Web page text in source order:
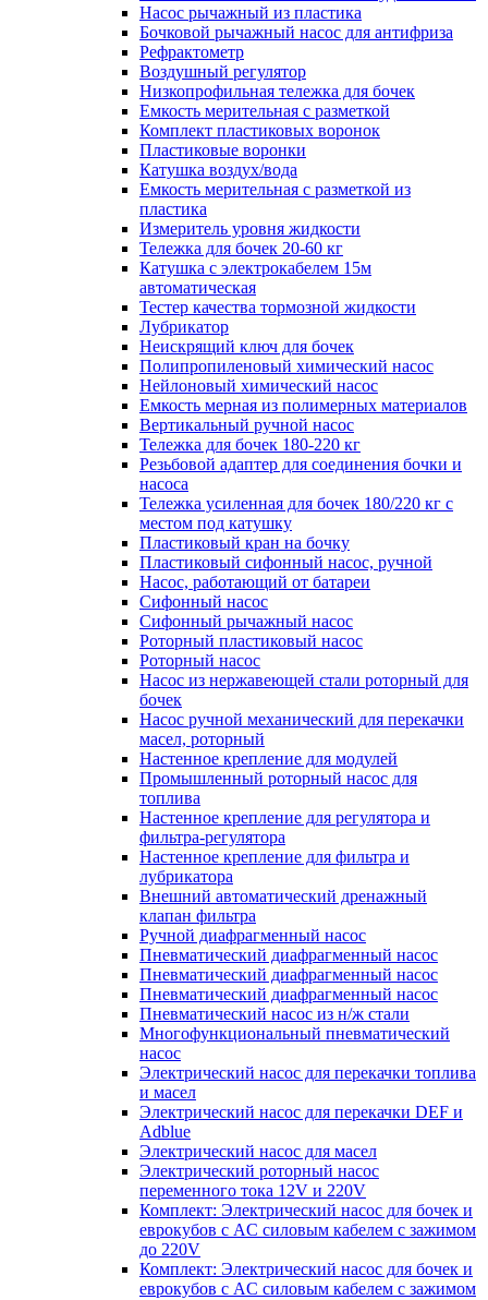
Насос рычажный из пластика
Бочковой рычажный насос для антифриза
Рефрактометр
Воздушный регулятор
Низкопрофильная тележка для бочек
Емкость мерительная с разметкой
Комплект пластиковых воронок
Пластиковые воронки
Катушка воздух/вода
Емкость мерительная с разметкой из
пластика
Измеритель уровня жидкости
Тележка для бочек 20-60 кг
Катушка с электрокабелем 15м
автоматическая
Тестер качества тормозной жидкости
Лубрикатор
Неискрящий ключ для бочек
Полипропиленовый химический насос
Нейлоновый химический насос
Емкость мерная из полимерных материалов
Вертикальный ручной насос
Тележка для бочек 180-220 кг
Резьбовой адаптер для соединения бочки и
насоса
Тележка усиленная для бочек 180/220 кг с
местом под катушку
Пластиковый кран на бочку
Пластиковый сифонный насос, ручной
Насос, работающий от батареи
Сифонный насос
Сифонный рычажный насос
Роторный пластиковый насос
Роторный насос
Насос из нержавеющей стали роторный для
бочек
Насос ручной механический для перекачки
масел, роторный
Настенное крепление для модулей
Промышленный роторный насос для
топлива
Настенное крепление для регулятора и
фильтра-регулятора
Настенное крепление для фильтра и
лубрикатора
Внешний автоматический дренажный
клапан фильтра
Ручной диафрагменный насос
Пневматический диафрагменный насос
Пневматический диафрагменный насос
Пневматический диафрагменный насос
Пневматический насос из н/ж стали
Многофункциональный пневматический
насос
Электрический насос для перекачки топлива
и масел
Электрический насос для перекачки DEF и
Adblue
Электрический насос для масел
Электрический роторный насос
переменного тока 12V и 220V
Комплект: Электрический насос для бочек и
еврокубов с AC силовым кабелем с зажимом
до 220V
Комплект: Электрический насос для бочек и
еврокубов с AC силовым кабелем с зажимом